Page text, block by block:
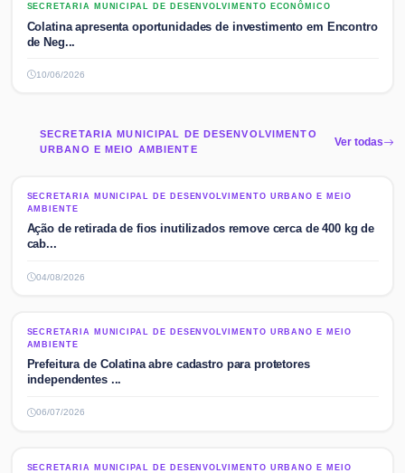
SECRETARIA MUNICIPAL DE DESENVOLVIMENTO ECONÔMICO
SECRETARIA MUNICIPAL DE DESENVOLVIMENTO ECONÔMICO
Colatina apresenta oportunidades de investimento em Encontro
de Neg...
10/06/2026
SECRETARIA MUNICIPAL DE DESENVOLVIMENTO
URBANO E MEIO AMBIENTE
Ver todas
SECRETARIA MUNICIPAL DE DESENVOLVIMENTO URBANO E MEIO
AMBIENTE
SECRETARIA MUNICIPAL DE DESENVOLVIMENTO URBANO E MEIO
AMBIENTE
Ação de retirada de fios inutilizados remove cerca de 400 kg de
cab...
04/08/2026
SECRETARIA MUNICIPAL DE DESENVOLVIMENTO URBANO E MEIO
AMBIENTE
SECRETARIA MUNICIPAL DE DESENVOLVIMENTO URBANO E MEIO
AMBIENTE
Prefeitura de Colatina abre cadastro para protetores
independentes ...
06/07/2026
SECRETARIA MUNICIPAL DE DESENVOLVIMENTO URBANO E MEIO
SECRETARIA MUNICIPAL DE DESENVOLVIMENTO URBANO E MEIO